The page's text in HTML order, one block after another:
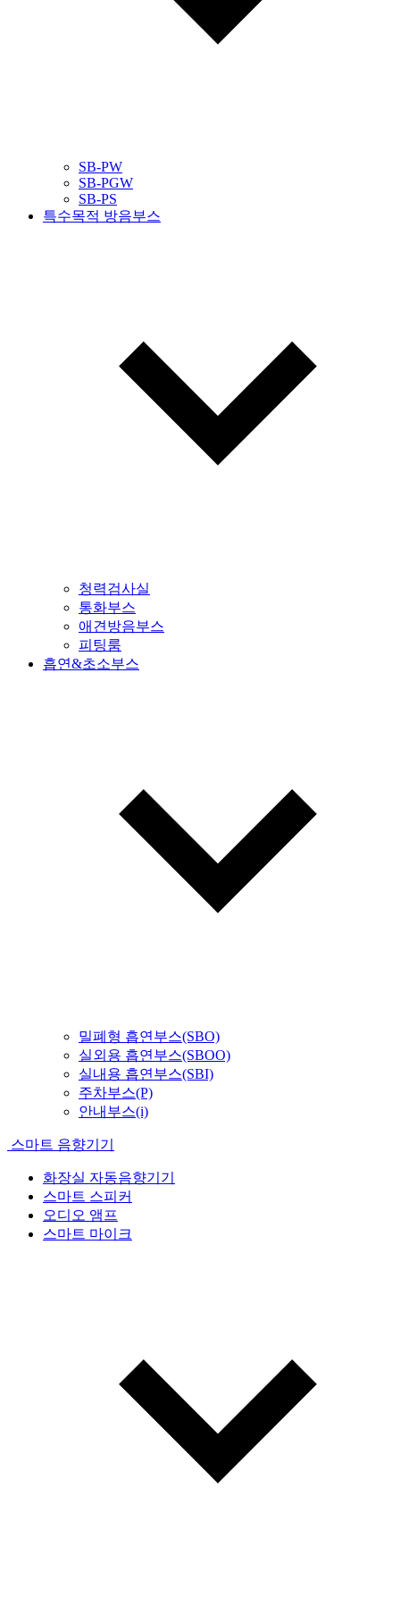
SB-PW
SB-PGW
SB-PS
특수목적 방음부스
청력검사실
통화부스
애견방음부스
피팅룸
흡연&초소부스
밀폐형 흡연부스(SBO)
실외용 흡연부스(SBOO)
실내용 흡연부스(SBI)
주차부스(P)
안내부스(i)
스마트 음향기기
화장실 자동음향기기
스마트 스피커
오디오 앰프
스마트 마이크